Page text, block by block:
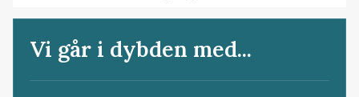
Vi går i dybden med...